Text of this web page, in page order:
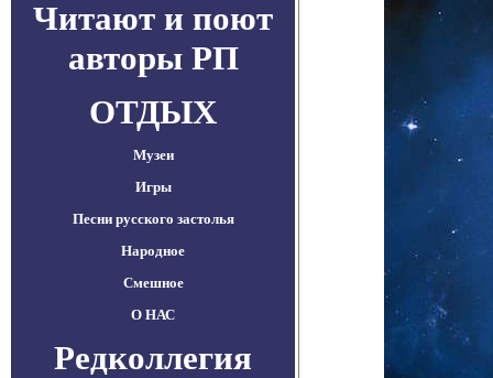
Читают и поют
авторы РП
ОТДЫХ
Музеи
Игры
Песни русского застолья
Народное
Смешное
О НАС
Редколлегия